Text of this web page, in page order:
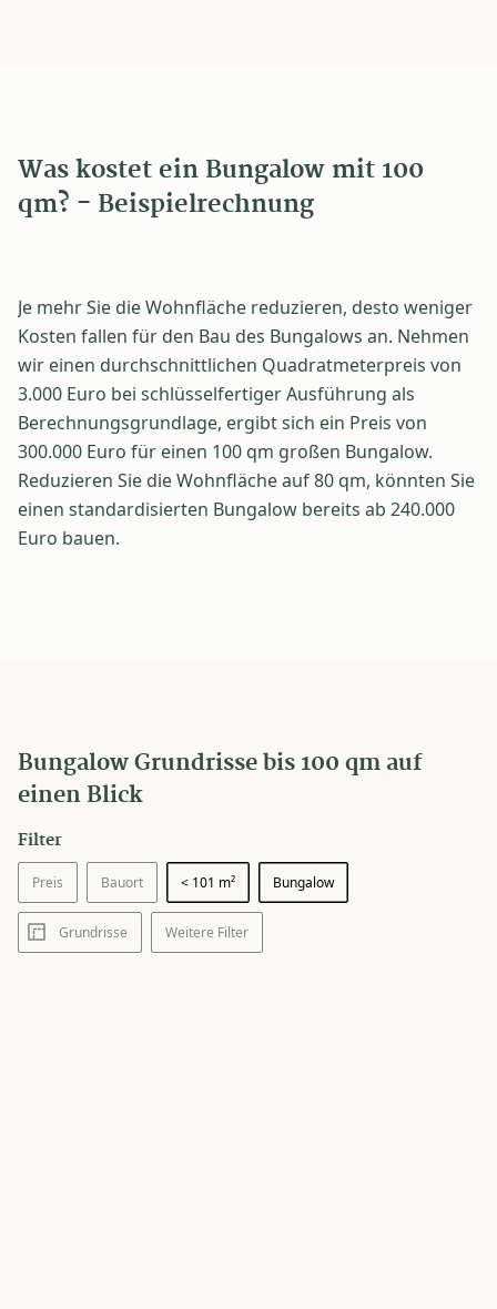
Was kostet ein Bungalow mit 100
qm? - Beispielrechnung
Je mehr Sie die Wohnfläche reduzieren, desto weniger
Kosten fallen für den Bau des Bungalows an. Nehmen
wir einen durchschnittlichen Quadratmeterpreis von
3.000 Euro bei schlüsselfertiger Ausführung als
Berechnungsgrundlage, ergibt sich ein Preis von
300.000 Euro für einen 100 qm großen Bungalow.
Reduzieren Sie die Wohnfläche auf 80 qm, könnten Sie
einen standardisierten Bungalow bereits ab 240.000
Euro bauen.
Bungalow Grundrisse bis 100 qm auf
einen Blick
Filter
Preis Bauort < 101 m² Bungalow
Grundrisse Weitere Filter